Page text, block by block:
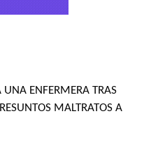
UNA ENFERMERA TRAS
MALTRATOS A